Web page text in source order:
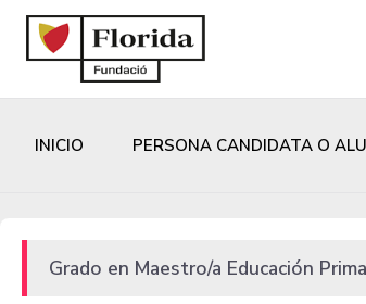
INICIO PERSONA CANDIDATA O
Grado en Maestro/a Educación